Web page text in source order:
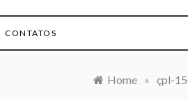
CONTATOS
Home » çpl-